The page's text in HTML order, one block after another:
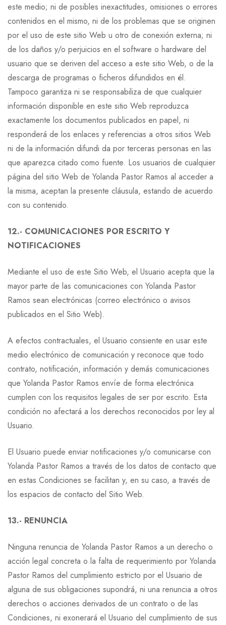
este medio; ni de posibles inexactitudes, omisiones o errores
contenidos en el mismo, ni de los problemas que se originen
por el uso de este sitio Web u otro de conexión externa; ni
de los daños y/o perjuicios en el software o hardware del
usuario que se deriven del acceso a este sitio Web, o de la
descarga de programas o ficheros difundidos en él.
Tampoco garantiza ni se responsabiliza de que cualquier
información disponible en este sitio Web reproduzca
exactamente los documentos publicados en papel, ni
responderá de los enlaces y referencias a otros sitios Web
ni de la información difundi da por terceras personas en las
que aparezca citado como fuente. Los usuarios de cualquier
página del sitio Web de Yolanda Pastor Ramos al acceder a
la misma, aceptan la presente cláusula, estando de acuerdo
con su contenido.
12.- COMUNICACIONES POR ESCRITO Y
NOTIFICACIONES
Mediante el uso de este Sitio Web, el Usuario acepta que la
mayor parte de las comunicaciones con Yolanda Pastor
Ramos sean electrónicas (correo electrónico o avisos
publicados en el Sitio Web).
A efectos contractuales, el Usuario consiente en usar este
medio electrónico de comunicación y reconoce que todo
contrato, notificación, información y demás comunicaciones
que Yolanda Pastor Ramos envíe de forma electrónica
cumplen con los requisitos legales de ser por escrito. Esta
condición no afectará a los derechos reconocidos por ley al
Usuario.
El Usuario puede enviar notificaciones y/o comunicarse con
Yolanda Pastor Ramos a través de los datos de contacto que
en estas Condiciones se facilitan y, en su caso, a través de
los espacios de contacto del Sitio Web.
13.- RENUNCIA
Ninguna renuncia de Yolanda Pastor Ramos a un derecho o
acción legal concreta o la falta de requerimiento por Yolanda
Pastor Ramos del cumplimiento estricto por el Usuario de
alguna de sus obligaciones supondrá, ni una renuncia a otros
derechos o acciones derivados de un contrato o de las
Condiciones, ni exonerará el Usuario del cumplimiento de sus